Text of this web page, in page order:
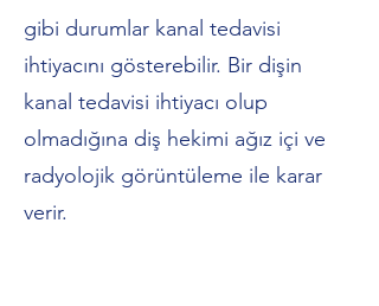
gibi durumlar kanal tedavisi
ihtiyacını gösterebilir. Bir dişin
kanal tedavisi ihtiyacı olup
olmadığına diş hekimi ağız içi ve
radyolojik görüntüleme ile karar
verir.